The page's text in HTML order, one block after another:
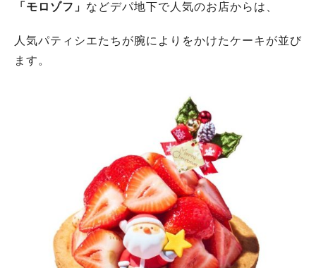
「モロゾフ」 などデパ地下で人気のお店からは、
人気パティシエたちが腕によりをかけたケーキが並び
ます。